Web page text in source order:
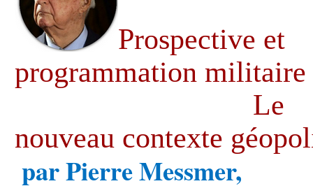
Prospective et
programmation militaire
Le
nouveau contexte
par Pierre Messmer,